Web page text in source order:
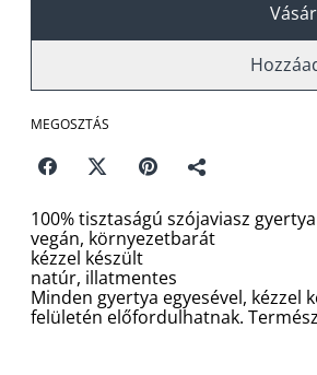
MEGOSZTÁS
100% tisztaságú szójaviasz gyertya
vegán, környezetbarát
kézzel készült
natúr, illatmentes
Minden gyertya egyesével,
felületén előfordulhatnak.